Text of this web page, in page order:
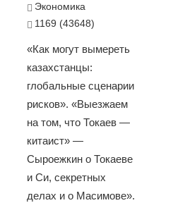
Экономика
1169 (43648)
«Как могут вымереть
казахстанцы:
глобальные сценарии
рисков». «Выезжаем
на том, что Токаев —
китаист» —
Сыроежкин о Токаеве
и Си, секретных
делах и о Масимове».